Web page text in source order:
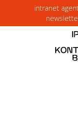
intranet